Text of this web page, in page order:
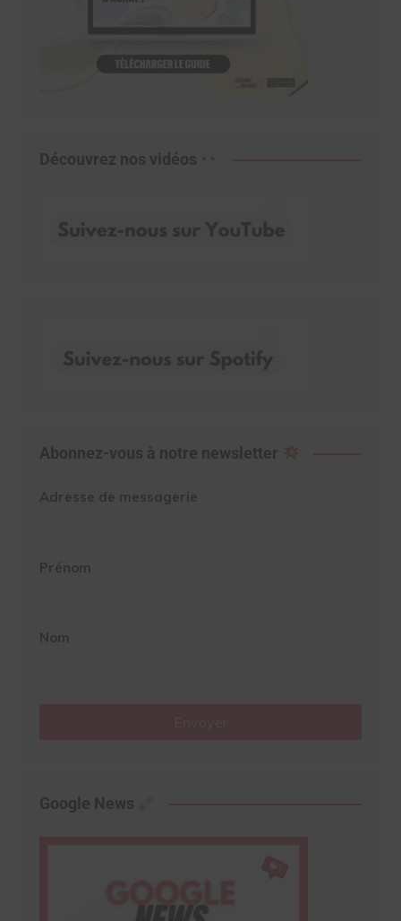
Découvrez nos vidéos
Abonnez-vous à notre newsletter
Adresse de messagerie
Prénom
Nom
Google News